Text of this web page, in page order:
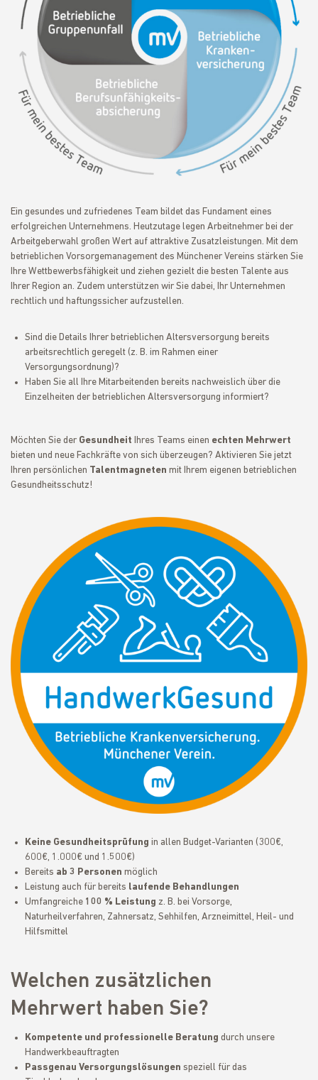
Ein gesundes und zufriedenes Team bildet das Fundament eines
erfolgreichen Unternehmens. Heutzutage legen Arbeitnehmer bei der
Arbeitgeberwahl großen Wert auf attraktive Zusatzleistungen. Mit dem
betrieblichen Vorsorgemanagement des Münchener Vereins stärken Sie
Ihre Wettbewerbsfähigkeit und ziehen gezielt die besten Talente aus
Ihrer Region an. Zudem unterstützen wir Sie dabei, Ihr Unternehmen
rechtlich und haftungssicher aufzustellen.
Sind die Details Ihrer betrieblichen Altersversorgung bereits
arbeitsrechtlich geregelt (z. B. im Rahmen einer
Versorgungsordnung)?
Haben Sie all Ihre Mitarbeitenden bereits nachweislich über die
Einzelheiten der betrieblichen Altersversorgung informiert?
Möchten Sie der Gesundheit Ihres Teams einen echten Mehrwert
bieten und neue Fachkräfte von sich überzeugen? Aktivieren Sie jetzt
Ihren persönlichen Talentmagneten mit Ihrem eigenen betrieblichen
Gesundheitsschutz!
Keine Gesundheitsprüfung in allen Budget-Varianten (300€,
600€, 1.000€ und 1.500€)
Bereits ab 3 Personen möglich
Leistung auch für bereits laufende Behandlungen
Umfangreiche 100 % Leistung z. B. bei Vorsorge,
Naturheilverfahren, Zahnersatz, Sehhilfen, Arzneimittel, Heil- und
Hilfsmittel
Welchen zusätzlichen
Mehrwert haben Sie?
Kompetente und professionelle Beratung durch unsere
Handwerkbeauftragten
Passgenau Versorgungslösungen speziell für das